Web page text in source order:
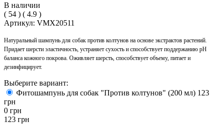
В наличии
( 54 ) ( 4.9 )
Артикул: VMX20511
Натуральный шампунь для собак против колтунов на основе экстрактов растений.
Придает шерсти эластичность, устраняет сухость и способствует поддержанию рН
баланса кожного покрова. Оживляет шерсть, способствует объему, питает и
дезинфицирует.
Выберите вариант:
Фитошампунь для собак "Против колтунов" (200 мл) 123
грн
0 грн
123 грн